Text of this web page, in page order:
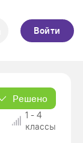
Войти
Решено
1 - 4
классы